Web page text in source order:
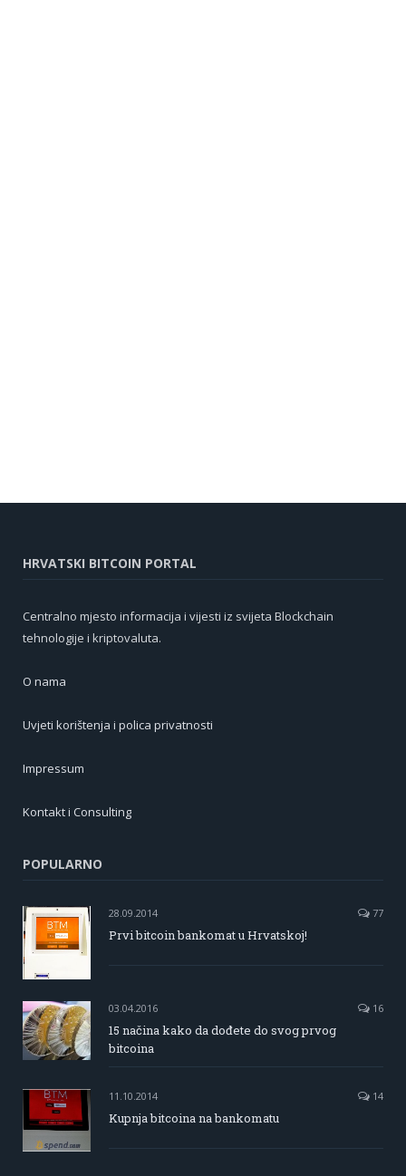
HRVATSKI BITCOIN PORTAL
Centralno mjesto informacija i vijesti iz svijeta Blockchain
tehnologije i kriptovaluta.
O nama
Uvjeti korištenja i polica privatnosti
Impressum
Kontakt i Consulting
POPULARNO
28.09.2014 77
Prvi bitcoin bankomat u Hrvatskoj!
03.04.2016 16
15 načina kako da dođete do svog prvog
bitcoina
11.10.2014 14
Kupnja bitcoina na bankomatu